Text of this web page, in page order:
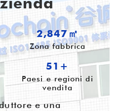
3,656㎡
Zona fabbrica
54+
Paesi e regioni di
vendita
e una